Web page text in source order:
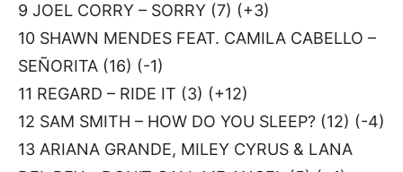
9 JOEL CORRY – SORRY (7) (+3)
10 SHAWN MENDES FEAT. CAMILA CABELLO –
SEÑORITA (16) (-1)
11 REGARD – RIDE IT (3) (+12)
12 SAM SMITH – HOW DO YOU SLEEP? (12) (-4)
13 ARIANA GRANDE, MILEY CYRUS & LANA